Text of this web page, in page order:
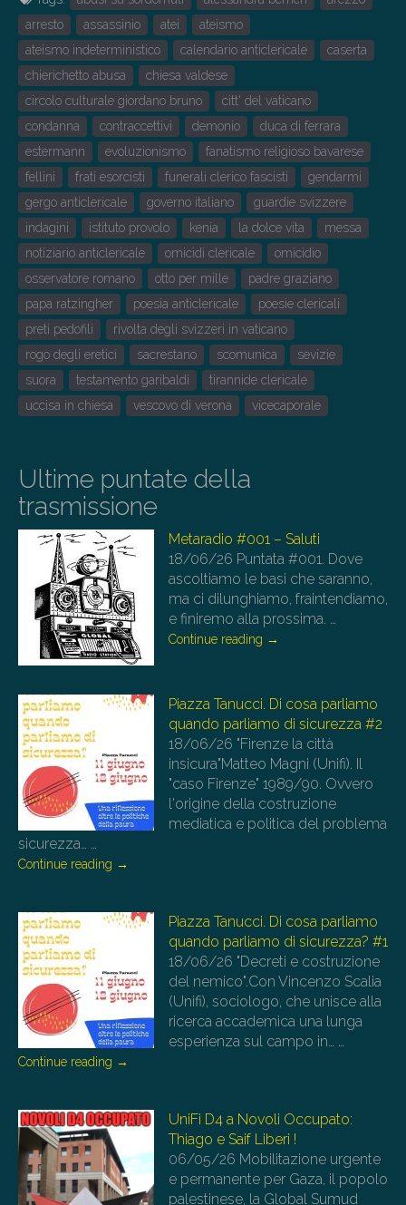
arresto
assassinio atei
ateismo
ateismo indeterministico
calendario anticlericale
caserta
chierichetto abusa
chiesa valdese
circolo culturale giordano bruno
citt' del vaticano
condanna
contraccettivi demonio
duca di ferrara
estermann
evoluzionismo
fanatismo religioso bavarese
fellini
frati esorcisti funerali clerico fascisti
gendarmi
gergo anticlericale
governo italiano
guardie svizzere
indagini
istituto provolo kenia la dolce vita
messa
notiziario anticlericale
omicidi clericale
omicidio
osservatore romano
otto per mille
padre graziano
papa ratzingher
poesia anticlericale
poesie clericali
preti pedofili
rivolta degli svizzeri in vaticano
rogo degli eretici
sacrestano scomunica
sevizie
suora
testamento garibaldi
tirannide clericale
uccisa in chiesa
vescovo di verona vicecaporale
Ultime puntate della
trasmissione
Metaradio #001 – Saluti
18/06/26 Puntata #001. Dove
ascoltiamo le basi che saranno,
ma ci dilunghiamo, fraintendiamo,
e finiremo alla prossima. …
Continue reading →
Piazza Tanucci. Di cosa parliamo
quando parliamo di sicurezza #2
18/06/26 "Firenze la città
insicura"Matteo Magni (Unifi). Il
"caso Firenze" 1989/90. Ovvero
l'origine della costruzione
mediatica e politica del problema
sicurezza… …
Continue reading →
Piazza Tanucci. Di cosa parliamo
quando parliamo di sicurezza? #1
18/06/26 "Decreti e costruzione
del nemico".Con Vincenzo Scalia
(Unifi), sociologo, che unisce alla
ricerca accademica una lunga
esperienza sul campo in… …
Continue reading →
UniFi D4 a Novoli Occupato:
Thiago e Saif Liberi !
06/05/26 Mobilitazione urgente
e permanente per Gaza, il popolo
palestinese, la Global Sumud